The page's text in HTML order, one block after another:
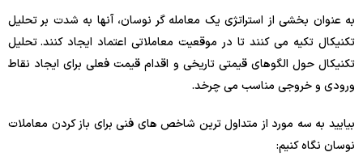
به عنوان بخشی از استراتژی یک معامله گر نوسان، آنها به شدت بر تحلیل
تکنیکال تکیه می کنند تا در موقعیت معاملاتی اعتماد ایجاد کنند. تحلیل
تکنیکال حول الگوهای قیمتی تاریخی و اقدام قیمت فعلی برای ایجاد نقاط
ورودی و خروجی مناسب می چرخد.
بیایید به سه مورد از متداول ترین شاخص های فنی برای باز کردن معاملات
نوسان نگاه کنیم: